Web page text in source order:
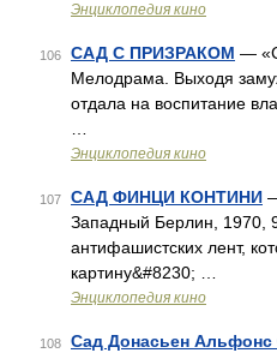
Энциклопедия кино
106 САД С ПРИЗРАКОМ —
Мелодрама. Выходя
отдала на воспитание
Энциклопедия кино
107 САД ФИНЦИ КОНТИНИ
Западный Берлин, 1970,
антифашистских лент,
картину&#8230; …
Энциклопедия кино
108 Сад Донасьен Альфонс